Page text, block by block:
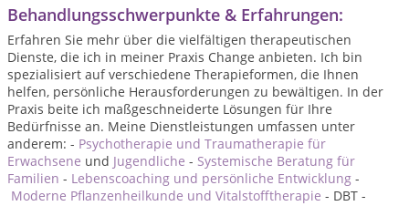
Behandlungsschwerpunkte & Erfahrungen:
Erfahren Sie mehr über die vielfältigen therapeutischen
Dienste, die ich in meiner Praxis Change anbieten. Ich bin
spezialisiert auf verschiedene Therapieformen, die Ihnen
helfen, persönliche Herausforderungen zu bewältigen. In der
Praxis beite ich maßgeschneiderte Lösungen für Ihre
Bedürfnisse an. Meine Dienstleistungen umfassen unter
anderem: - Psychotherapie und Traumatherapie für
Erwachsene und Jugendliche - Systemische Beratung für
Familien - Lebenscoaching und persönliche Entwicklung -
Moderne Pflanzenheilkunde und Vitalstofftherapie - DBT -